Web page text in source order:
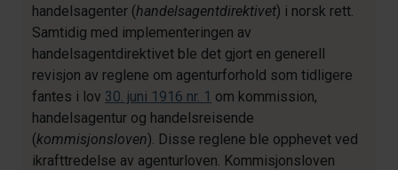
handelsagenter (handelsagentdirektivet) i norsk rett.
Samtidig med implementeringen av
handelsagentdirektivet ble det gjort en generell
revisjon av reglene om agenturforhold som tidligere
fantes i lov 30. juni 1916 nr. 1 om kommission,
handelsagentur og handelsreisende
(kommisjonsloven). Disse reglene ble opphevet ved
ikrafttredelse av agenturloven. Kommisjonsloven